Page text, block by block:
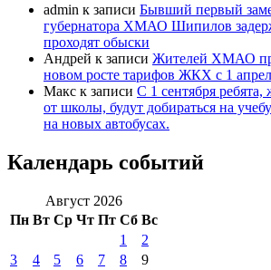
admin к записи Бывший первый
губернатора ХМАО Шипилов
проходят обыски
Андрей к записи Жителей ХМАО
новом росте тарифов ЖКХ с 1
Макс к записи С 1 сентября
от школы, будут добираться на
на новых автобусах.
Календарь событий
Август 2026
Пн Вт Ср Чт Пт Сб Вс
1
2
3
4 5 6 7 8
9